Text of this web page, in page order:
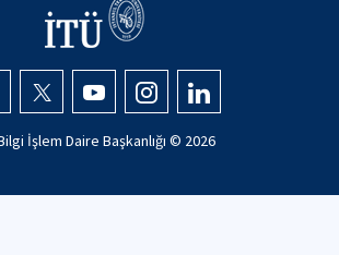
İşlem Daire Başkanlığı © 2026